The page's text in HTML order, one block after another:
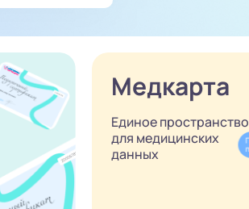
Медкарта
Единое пространство
для медицинских
данных